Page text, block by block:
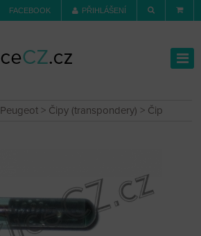
FACEBOOK PŘIHLÁŠENÍ
Peugeot > Čipy (transpondery) > Čip